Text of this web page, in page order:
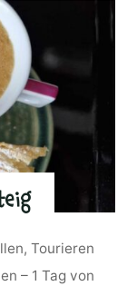
Tourieren
– 1 Tag von